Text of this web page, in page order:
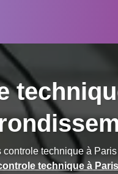
technique à
technique à Paris